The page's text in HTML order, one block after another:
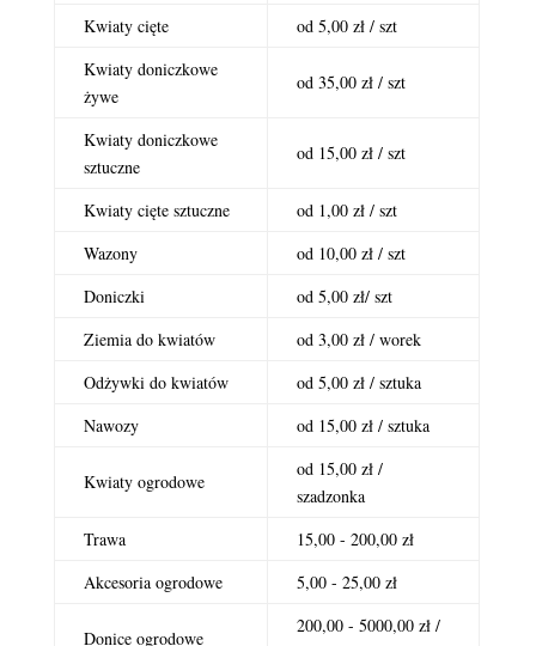
Kwiaty cięte
od 5,00 zł / szt
Kwiaty doniczkowe
żywe
od 35,00 zł / szt
Kwiaty doniczkowe
sztuczne
od 15,00 zł / szt
Kwiaty cięte sztuczne
od 1,00 zł / szt
Wazony
od 10,00 zł / szt
Doniczki
od 5,00 zł/ szt
Ziemia do kwiatów
od 3,00 zł / worek
Odżywki do kwiatów
od 5,00 zł / sztuka
Nawozy
od 15,00 zł / sztuka
Kwiaty ogrodowe
od 15,00 zł /
szadzonka
Trawa
15,00 - 200,00 zł
Akcesoria ogrodowe
5,00 - 25,00 zł
Donice ogrodowe
200,00 - 5000,00 zł /